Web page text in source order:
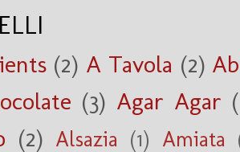
(2) A Tavola (2)
(3) Agar Agar
(2) Alsazia (1) Amiata